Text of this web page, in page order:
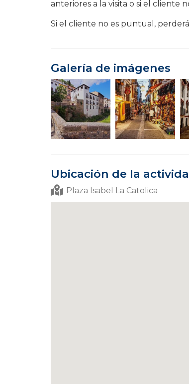
anteriores a la visita o si el cliente
Si el cliente no es puntual,
Galería de imágenes
Ubicación de la
Plaza Isabel La Catolica